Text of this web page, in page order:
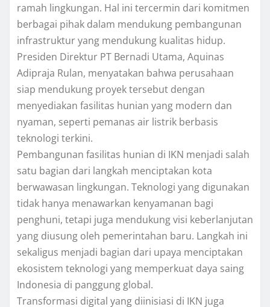
ramah lingkungan. Hal ini tercermin dari komitmen
berbagai pihak dalam mendukung pembangunan
infrastruktur yang mendukung kualitas hidup.
Presiden Direktur PT Bernadi Utama, Aquinas
Adipraja Rulan, menyatakan bahwa perusahaan
siap mendukung proyek tersebut dengan
menyediakan fasilitas hunian yang modern dan
nyaman, seperti pemanas air listrik berbasis
teknologi terkini.
Pembangunan fasilitas hunian di IKN menjadi salah
satu bagian dari langkah menciptakan kota
berwawasan lingkungan. Teknologi yang digunakan
tidak hanya menawarkan kenyamanan bagi
penghuni, tetapi juga mendukung visi keberlanjutan
yang diusung oleh pemerintahan baru. Langkah ini
sekaligus menjadi bagian dari upaya menciptakan
ekosistem teknologi yang memperkuat daya saing
Indonesia di panggung global.
Transformasi digital yang diinisiasi di IKN juga